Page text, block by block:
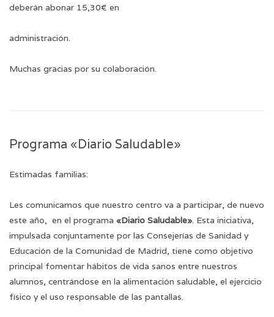
deberán abonar 15,30€ en
administración.
Muchas gracias por su colaboración.
Programa «Diario Saludable»
Estimadas familias:
Les comunicamos que nuestro centro va a participar, de nuevo
este año, en el programa «Diario Saludable». Esta iniciativa,
impulsada conjuntamente por las Consejerías de Sanidad y
Educación de la Comunidad de Madrid, tiene como objetivo
principal fomentar hábitos de vida sanos entre nuestros
alumnos, centrándose en la alimentación saludable, el ejercicio
físico y el uso responsable de las pantallas.